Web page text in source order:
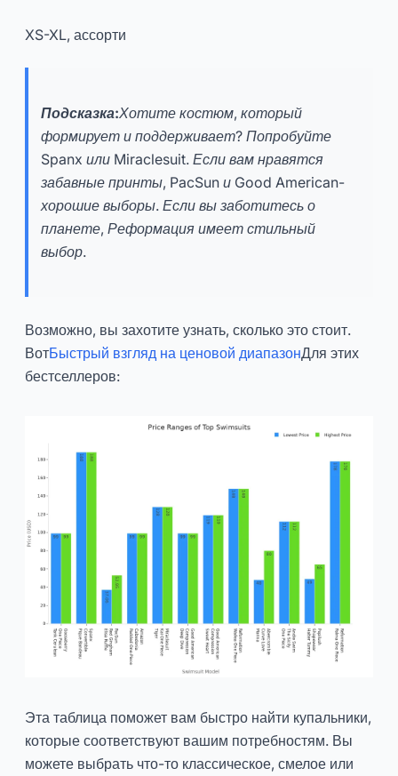
XS-XL, ассорти
Подсказка:Хотите костюм, который
формирует и поддерживает? Попробуйте
Spanx или Miraclesuit. Если вам нравятся
забавные принты, PacSun и Good American-
хорошие выборы. Если вы заботитесь о
планете, Реформация имеет стильный
выбор.
Возможно, вы захотите узнать, сколько это стоит.
ВотБыстрый взгляд на ценовой диапазонДля этих
бестселлеров:
Эта таблица поможет вам быстро найти купальники,
которые соответствуют вашим потребностям. Вы
можете выбрать что-то классическое, смелое или